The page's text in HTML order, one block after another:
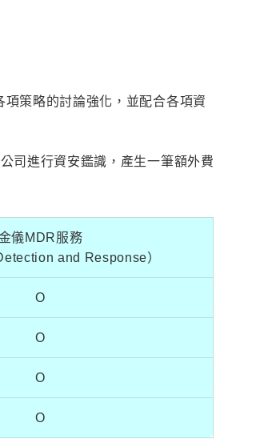
策略的討論強化，並配合各項資
司進行資安鑑識，產生一筆額外費
儀MDR服務
and Response）
O
O
O
O